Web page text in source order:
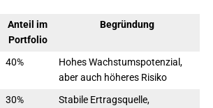
Anteil im
Portfolio
Begründung
40%
Hohes Wachstumspotenzial,
aber auch höheres Risiko
30%
Stabile Ertragsquelle,